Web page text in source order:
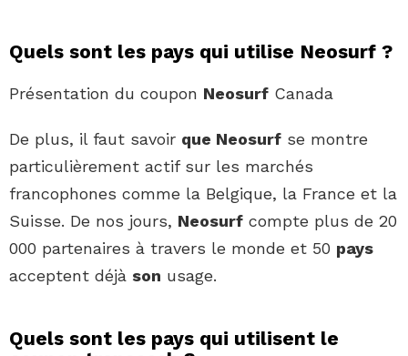
Quels sont les pays qui utilise Neosurf ?
Présentation du coupon Neosurf Canada
De plus, il faut savoir que Neosurf se montre
particulièrement actif sur les marchés
francophones comme la Belgique, la France et la
Suisse. De nos jours, Neosurf compte plus de 20
000 partenaires à travers le monde et 50 pays
acceptent déjà son usage.
Quels sont les pays qui utilisent le